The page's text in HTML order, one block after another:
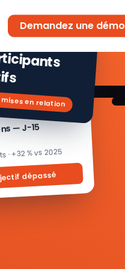
Demandez une démo
— J-15
· +32 % vs 2025
dépassé
de
mises en relation